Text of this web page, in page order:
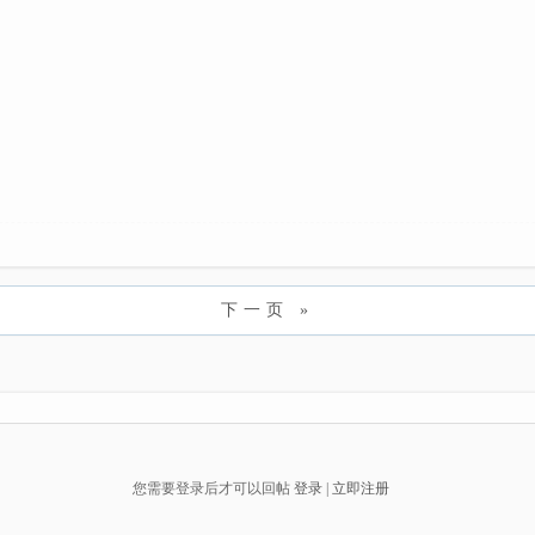
下一页 »
您需要登录后才可以回帖登录 |立即注册